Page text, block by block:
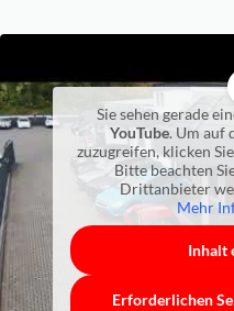
Sie sehen gerade
YouTube. Um auf
zuzugreifen, klicken
Bitte beachten
Drittanbieter
Mehr
Inhalt
Erforderlichen